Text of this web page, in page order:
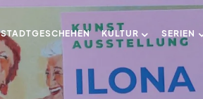
STADTGESCHEHEN KULTUR SERIEN